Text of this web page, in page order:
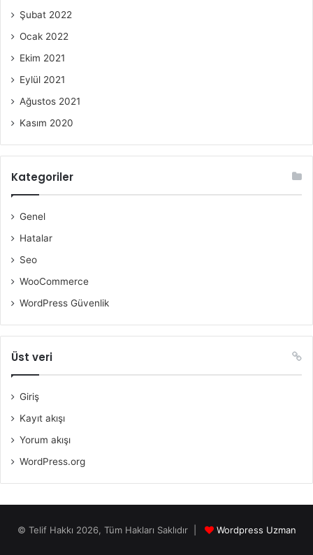
Şubat 2022
Ocak 2022
Ekim 2021
Eylül 2021
Ağustos 2021
Kasım 2020
Kategoriler
Genel
Hatalar
Seo
WooCommerce
WordPress Güvenlik
Üst veri
Giriş
Kayıt akışı
Yorum akışı
WordPress.org
© Telif Hakkı 2026, Tüm Hakları Saklıdır | Wordpress Uzman